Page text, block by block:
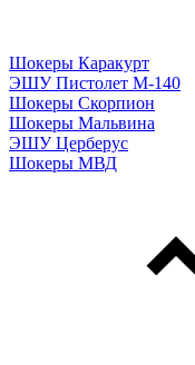
Шокеры Каракурт
ЭШУ Пистолет М-140
Шокеры Скорпион
Шокеры Мальвина
ЭШУ Церберус
Шокеры МВД